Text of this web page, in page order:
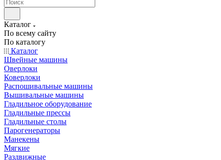
Каталог
По всему сайту
По каталогу
Каталог
Швейные машины
Оверлоки
Коверлоки
Распошивальные машины
Вышивальные машины
Гладильное оборудование
Гладильные прессы
Гладильные столы
Парогенераторы
Манекены
Мягкие
Раздвижные